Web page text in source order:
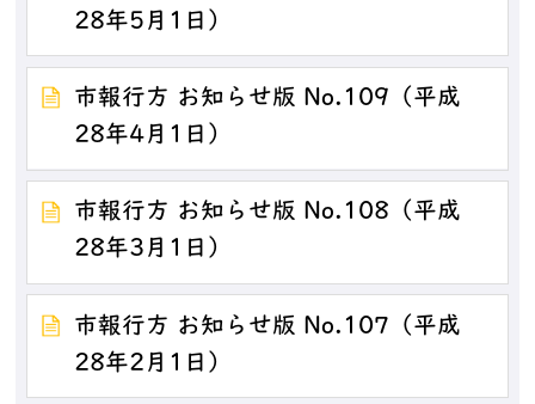
28年5月1日）
市報行方 お知らせ版 No.109（平成
28年4月1日）
市報行方 お知らせ版 No.108（平成
28年3月1日）
市報行方 お知らせ版 No.107（平成
28年2月1日）